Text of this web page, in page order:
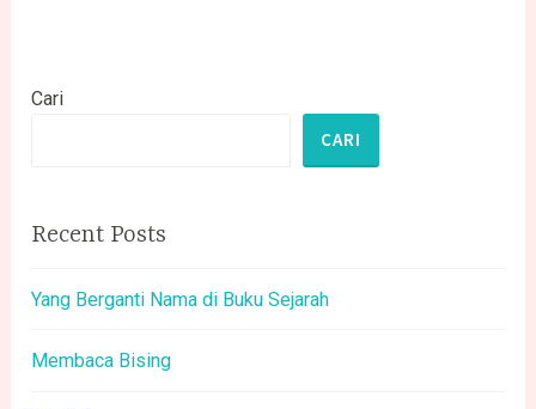
Cari
CARI
Recent Posts
Yang Berganti Nama di Buku Sejarah
Membaca Bising